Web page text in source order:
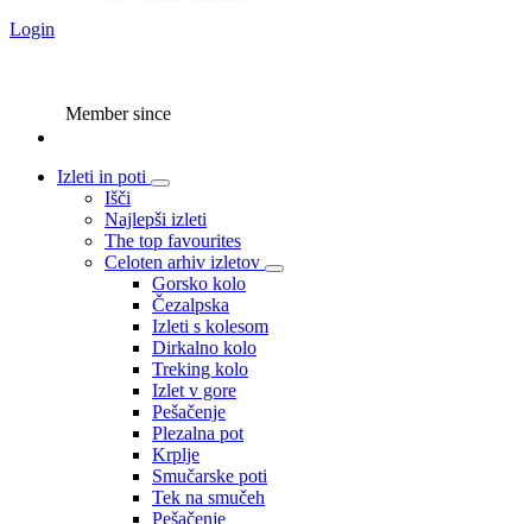
Login
Member since
Izleti in poti
Išči
Najlepši izleti
The top favourites
Celoten arhiv izletov
Gorsko kolo
Čezalpska
Izleti s kolesom
Dirkalno kolo
Treking kolo
Izlet v gore
Pešačenje
Plezalna pot
Krplje
Smučarske poti
Tek na smučeh
Pešačenje